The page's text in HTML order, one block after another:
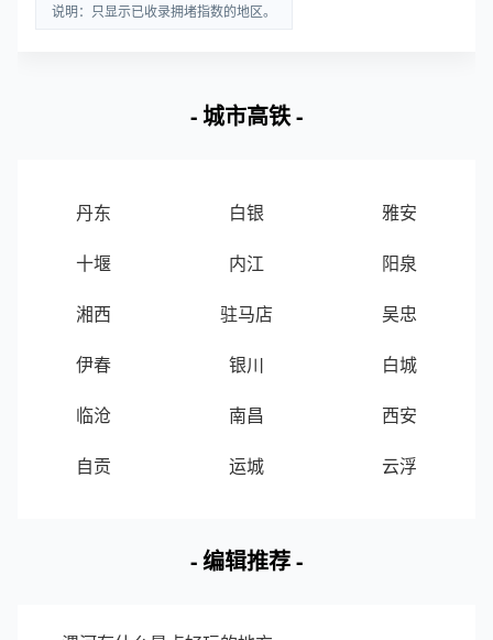
万达广场(鳌江路店) 福州台江区
数化值，客流指数越大表示该区域内客流越多。
说明：只显示已收录拥堵指数的地区。
- 城市高铁 -
丹东 白银 雅安
十堰 内江 阳泉
湘西 驻马店 吴忠
伊春 银川 白城
临沧 南昌 西安
自贡 运城 云浮
- 编辑推荐 -